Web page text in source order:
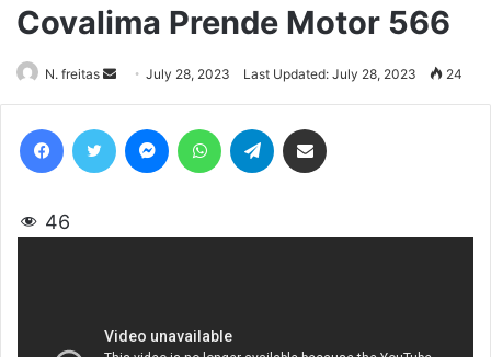
Covalima Prende Motor 566
N. freitas
Send
an
email
July 28, 2023 Last Updated: July 28, 2023 24
46